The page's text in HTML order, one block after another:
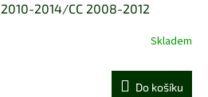
2014/CC 2008-2012
Skladem
Do košíku